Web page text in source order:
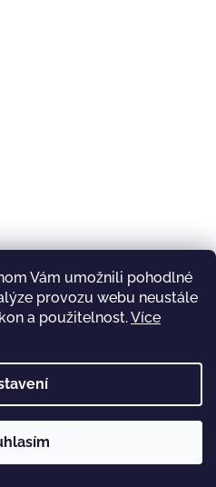
Vám umožnili pohodlné
provozu webu neustále
a použitelnost.Více